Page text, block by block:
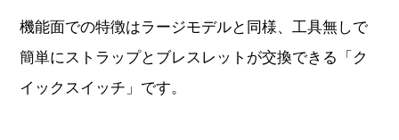
機能面での特徴はラージモデルと同様、工具無しで
簡単にストラップとブレスレットが交換できる「ク
イックスイッチ」です。